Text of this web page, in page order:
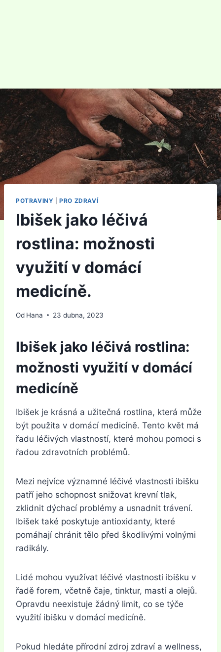
POTRAVINY |PRO ZDRAVÍ
Ibišek jako léčivá
rostlina: možnosti
využití v domácí
medicíně.
Od Hana 23 dubna, 2023
Ibišek jako léčivá rostlina:
možnosti využití v domácí
medicíně
Ibišek je krásná a užitečná rostlina, která může
být použita v domácí medicíně. Tento květ má
řadu léčivých vlastností, které mohou pomoci s
řadou zdravotních problémů.
Mezi nejvíce významné léčivé vlastnosti ibišku
patří jeho schopnost snižovat krevní tlak,
zklidnit dýchací problémy a usnadnit trávení.
Ibišek také poskytuje antioxidanty, které
pomáhají chránit tělo před škodlivými volnými
radikály.
Lidé mohou využívat léčivé vlastnosti ibišku v
řadě forem, včetně čaje, tinktur, mastí a olejů.
Opravdu neexistuje žádný limit, co se týče
využití ibišku v domácí medicíně.
Pokud hledáte přírodní zdroj zdraví a wellness,